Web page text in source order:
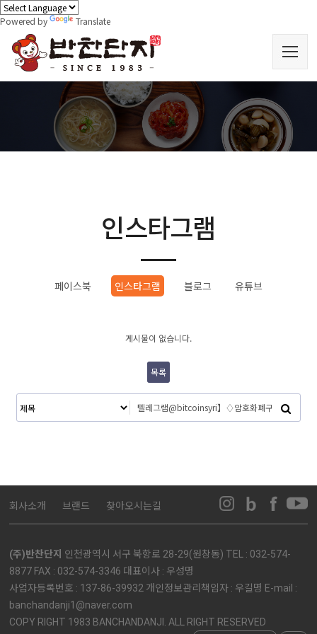
Powered by Translate
인스타그램
페이스북 인스타그램 블로그 유튜브
게시물이 없습니다.
목록
회사소개 브랜드 찾아오시는길
(주)반찬단지 인천광역시 서구 북항로 28-29(원창동) TEL : 032-574-
8877 FAX : 032-574-3346 대표이사 : 우성명
사업자등록번호 : 137-86-39932 개인정보관리책임자 : 우길명 E-mail :
banchandanji1@naver.com
COPY RIGHT 1983 BANCHANDANJI. ALL RIGHT RESERVED